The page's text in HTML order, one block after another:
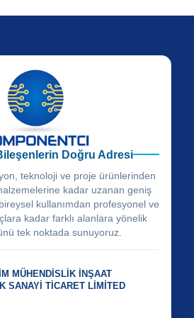
Doğru Adresi
teknoloji ve proje ürünlerinden
kadar uzanan geniş
kullanımdan profesyonel ve
kadar farklı alanlara yönelik
tek noktada sunuyoruz.
MÜHENDİSLİK İNŞAAT
SANAYİ TİCARET LİMİTED